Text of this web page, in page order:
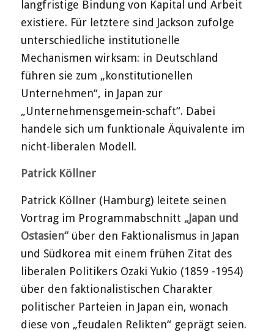
langfristige Bindung von Kapital und Arbeit
existiere. Für letztere sind Jackson zufolge
unterschiedliche institutionelle
Mechanismen wirksam: in Deutschland
führen sie zum „konstitutionellen
Unternehmen“, in Japan zur
„Unternehmensgemein-schaft“. Dabei
handele sich um funktionale Äquivalente im
nicht-liberalen Modell.
Patrick Köllner
Patrick Köllner (Hamburg) leitete seinen
Vortrag im Programmabschnitt „Japan und
Ostasien“über den Faktionalismus in Japan
und Südkorea mit einem frühen Zitat des
liberalen Politikers Ozaki Yukio (1859 -1954)
über den faktionalistischen Charakter
politischer Parteien in Japan ein, wonach
diese von „feudalen Relikten“ geprägt seien.